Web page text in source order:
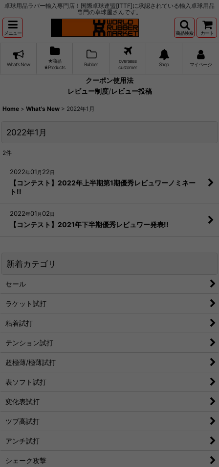
卓球用品ラバー輸入専門店！国際卓球連盟[ITTF]に承認されている輸入卓球用品
専門の卓球屋さんです。
メニュー 商品検索 カート
What's New
★商品
★Products
Rubber
overseas
customer
Shop マイページ
クーポン使用法
レビュー制度/レビュー投稿
Home > What's New > 2022年1月
2022年1月
2件
2022年01 月 22日
【コンテスト】2022年上半期第1期優秀レビュワーノミネー
ト!!
2022年01 月 02日
【コンテスト】2021年下半期優秀レビュワー発表!!
新着カテゴリ
セール
ラケット試打
粘着試打
テンション試打
超極薄/極薄試打
表ソフト試打
変化表試打
ツブ高試打
アンチ試打
シェーク攻撃